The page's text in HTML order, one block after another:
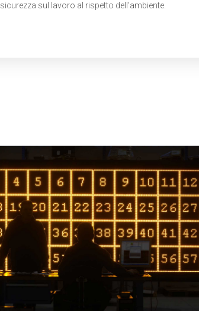
sicurezza sul lavoro al rispetto dell’ambiente.